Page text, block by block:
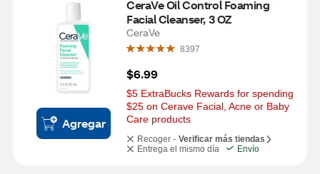
Agregar
CeraVe Oil Control Foaming
Facial Cleanser, 3 OZ
CeraVe
8397
$6.99
$5 ExtraBucks Rewards for spending
$25 on Cerave Facial, Acne or Baby
Care products
Recoger - Verificar más tiendas
Entrega el mismo día
Envío